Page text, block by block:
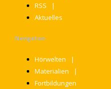
RSS
Aktuelles
Navigation
Hörwelten
Materialien
Fortbildungen